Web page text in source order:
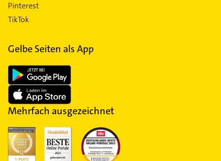
Pinterest
TikTok
Gelbe Seiten als App
Mehrfach ausgezeichnet